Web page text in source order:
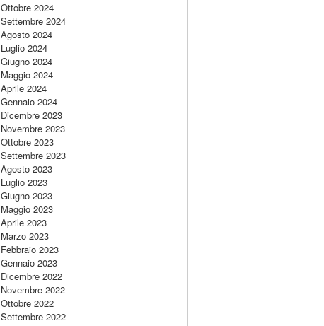
Ottobre 2024
Settembre 2024
Agosto 2024
Luglio 2024
Giugno 2024
Maggio 2024
Aprile 2024
Gennaio 2024
Dicembre 2023
Novembre 2023
Ottobre 2023
Settembre 2023
Agosto 2023
Luglio 2023
Giugno 2023
Maggio 2023
Aprile 2023
Marzo 2023
Febbraio 2023
Gennaio 2023
Dicembre 2022
Novembre 2022
Ottobre 2022
Settembre 2022